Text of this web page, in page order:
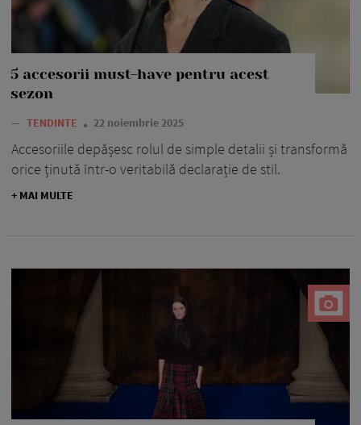
5 accesorii must-have pentru acest
sezon
— TENDINTE 22 noiembrie 2025
Accesoriile depășesc rolul de simple detalii și transformă
orice ținută într-o veritabilă declarație de stil.
+ MAI MULTE